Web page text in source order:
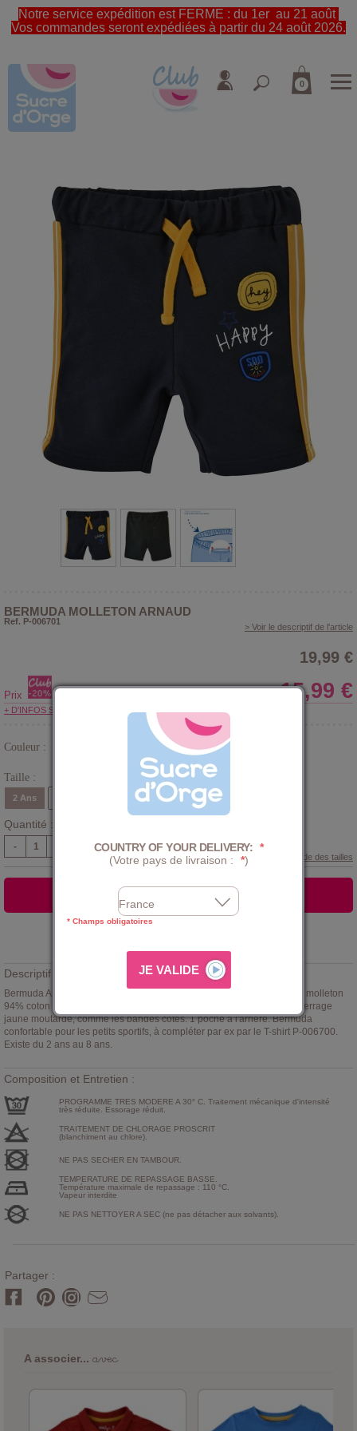
Notre service expédition est FERME : du 1er au 21 août
Vos commandes seront expédiées à partir du 24 août 2026.
0
BERMUDA MOLLETON ARNAUD
Ref. P-006701
> Voir le descriptif de l'article
19,99 €
Prix 15,99 €
+ D'INFOS SUR LE CLUB
Couleur :
Taille :
2 Ans 5 Ans 6 Ans
Quantité :
-
Guide des tailles
AJOUTER AU PANIER
Descriptif :
Bermuda ARNAUD pour garçon -
- coloris anthracite en molleton
94% coton 6% élasthane. Ceinture élastiquée en côtes avec lien de serrage
jaune moutarde, comme les bandes côtés. 1 poche à l'arrière. Bermuda
confortable pour les petits sportifs, à compléter par ex par le T-shirt P-006700.
Existe du 2 ans au 8 ans.
Composition et Entretien :
PROGRAMME TRES MODERE A 30° C. Traitement mécanique d'intensité
très réduite. Essorage réduit.
TRAITEMENT DE CHLORAGE PROSCRIT
(blanchiment au chlore).
NE PAS SECHER EN TAMBOUR.
TEMPERATURE DE REPASSAGE BASSE.
Température maximale de repassage : 110 °C.
Vapeur interdite
NE PAS NETTOYER A SEC (ne pas détacher aux solvants).
Partager :
A associer...
COUNTRY OF YOUR DELIVERY: *
(Votre pays de livraison :
*)
* Champs obligatoires